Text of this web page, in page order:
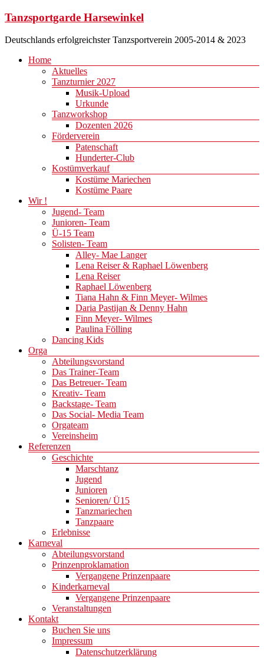
Zum
springen
Tanzsportgarde Harsewinkel
Deutschlands erfolgreichster Tanzsportverein 2005-2014 & 2023
Menü
Home
Aktuelles
Tanzturnier 2027
Musik-Upload
Urkunde
Tanzworkshop
Dozenten 2026
Förderverein
Patenschaft
Hunderter-Club
Kostümverkauf
Kostüme Mariechen
Kostüme Paare
Wir !
Jugend- Team
Junioren- Team
Ü-15 Team
Solisten- Team
Alley- Mae Langer
Lena Reiser & Raphael Löwenberg
Lena Reiser
Raphael Löwenberg
Tiana Hahn & Finn Meyer- Wilmes
Daria Pastijan & Denny Hahn
Finn Meyer- Wilmes
Paulina Fölling
Dancing Kids
Orga
Abteilungsvorstand
Das Trainer-Team
Das Betreuer- Team
Kreativ- Team
Backstage- Team
Das Social- Media Team
Orgateam
Vereinsheim
Referenzen
Geschichte
Marschtanz
Jugend
Junioren
Senioren/ Ü15
Tanzmariechen
Tanzpaare
Erlebnisse
Karneval
Abteilungsvorstand
Prinzenproklamation
Vergangene Prinzenpaare
Kinderkarneval
Vergangene Prinzenpaare
Veranstaltungen
Kontakt
Buchen Sie uns
Impressum
Datenschutzerklärung